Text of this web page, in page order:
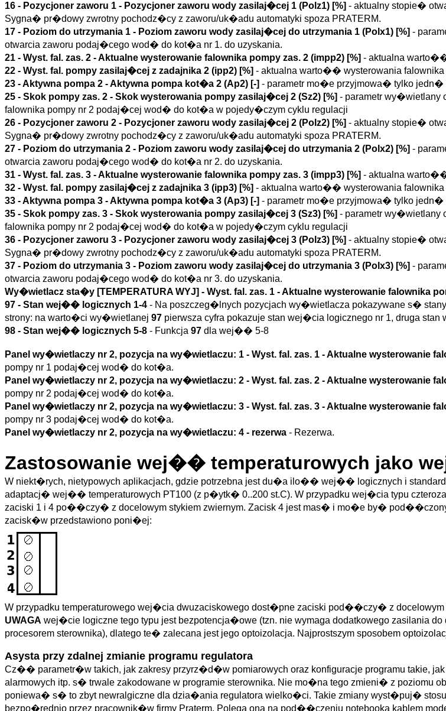
16 - Pozycjoner zaworu 1 - Pozycjoner zaworu wody zasilaj�cej 1 (Polz1) [%] - aktualny stopie�
Sygna� pr�dowy zwrotny pochodz�cy z zaworu/uk�adu automatyki spoza PRATERM.
17 - Poziom do utrzymania 1 - Poziom zaworu wody zasilaj�cej do utrzymania 1 (Polx1) [%] -
otwarcia zaworu podaj�cego wod� do kot�a nr 1. do uzyskania.
21 - Wyst. fal. zas. 2 - Aktualne wysterowanie falownika pompy zas. 2 (impp2) [%] - aktualna
22 - Wyst. fal. pompy zasilaj�cej z zadajnika 2 (ipp2) [%] - aktualna warto�� wysterowania falownika
23 -Aktywna pompa 2 - Aktywna pompa kot�a 2 (Ap2) [-] - parametr mo�e przyjmowa� tylko
25 - Skok pompy zas. 2 - Skok wysterowania pompy zasilaj�cej 2 (Sz2) [%] - parametr wy�wietlany
falownika pompy nr 2 podaj�cej wod� do kot�a w pojedy�czym cyklu regulacji
26 - Pozycjoner zaworu 2 - Pozycjoner zaworu wody zasilaj�cej 2 (Polz2) [%] - aktualny stopie�
Sygna� pr�dowy zwrotny pochodz�cy z zaworu/uk�adu automatyki spoza PRATERM.
27 - Poziom do utrzymania 2 - Poziom zaworu wody zasilaj�cej do utrzymania 2 (Polx2) [%] -
otwarcia zaworu podaj�cego wod� do kot�a nr 2. do uzyskania.
31 - Wyst. fal. zas. 3 - Aktualne wysterowanie falownika pompy zas. 3 (impp3) [%] - aktualna
32 - Wyst. fal. pompy zasilaj�cej z zadajnika 3 (ipp3) [%] - aktualna warto�� wysterowania falownika
33 -Aktywna pompa 3 - Aktywna pompa kot�a 3 (Ap3) [-] - parametr mo�e przyjmowa� tylko
35 - Skok pompy zas. 3 - Skok wysterowania pompy zasilaj�cej 3 (Sz3) [%] - parametr wy�wietlany
falownika pompy nr 2 podaj�cej wod� do kot�a w pojedy�czym cyklu regulacji
36 - Pozycjoner zaworu 3 - Pozycjoner zaworu wody zasilaj�cej 3 (Polz3) [%] - aktualny stopie�
Sygna� pr�dowy zwrotny pochodz�cy z zaworu/uk�adu automatyki spoza PRATERM.
37 - Poziom do utrzymania 3 - Poziom zaworu wody zasilaj�cej do utrzymania 3 (Polx3) [%] -
otwarcia zaworu podaj�cego wod� do kot�a nr 3. do uzyskania.
Wy�wietlacz sta�y [TEMPERATURA WYJ] - Wyst. fal. zas. 1 - Aktualne wysterowanie falownika
97 - Stan wej�� logicznych 1-4 - Na poszczeg�lnych pozycjach wy�wietlacza pokazywane s�
strony: na warto�ci wy�wietlanej 97 pierwsza cyfra pokazuje stan wej�cia logicznego nr 1, druga
98 - Stan wej�� logicznych 5-8 - Funkcja 97 dla wej�� 5-8
Panel wy�wietlaczy nr 2, pozycja na wy�wietlaczu: 1 - Wyst. fal. zas. 1 - Aktualne wysterowanie
pompy nr 1 podaj�cej wod� do kot�a.
Panel wy�wietlaczy nr 2, pozycja na wy�wietlaczu: 2 - Wyst. fal. zas. 2 - Aktualne wysterowanie
pompy nr 2 podaj�cej wod� do kot�a.
Panel wy�wietlaczy nr 2, pozycja na wy�wietlaczu: 3 - Wyst. fal. zas. 3 - Aktualne wysterowanie
pompy nr 3 podaj�cej wod� do kot�a.
Panel wy�wietlaczy nr 2, pozycja na wy�wietlaczu: 4 - rezerwa - Rezerwa.
Zastosowanie wej�� temperaturowych jako
W niekt�rych, nietypowych aplikacjach, gdzie potrzebna jest du�a ilo�� wej�� logicznych i
adaptacj� wej�� temperaturowych PT100 (z p�ytk� 0..200 st.C). W przypadku wej�cia typu
zaciski 1 i 4 po��czy� z docelowym stykiem zwiernym. Zacisk 4 jest mas� i mo�e by�
zacisk�w przedstawiono poni�ej:
W przypadku temperaturowego wej�cia dwuzaciskowego dost�pne zaciski pod��czy� z docelowym
UWAGA wej�cie logiczne tego typu jest bezpotencja�owe (tzn. nie wymaga dodatkowego zasilania
procesorem sterownika), dlatego te� zalecana jest jego optoizolacja. Najprostszym sposobem
Asysta przy zdalnej zmianie programu regulatora
Cz�� parametr�w takich, jak zakresy przyrz�d�w pomiarowych oraz konfiguracje programu takie,
alarmowych itp. s� trwale zakodowane w programie sterownika. Nie mo�na tego zmieni� z poziomu
poniewa� s� to zbyt newralgiczne dla dzia�ania regulatora wielko�ci. Takie zmiany wyst�puj�
bezpo�rednio przez pracownik�w firmy Praterm. Polega ona na pod��czeniu notebooka kablem